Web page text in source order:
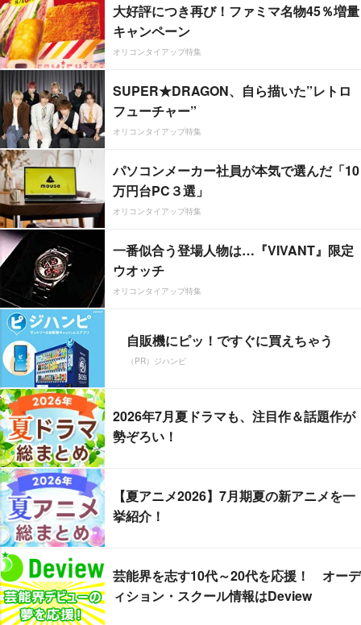
大好評につき再び！ファミマ名物45％増量
キャンペーン
オリコンタイアップ特集
SUPER★DRAGON、自ら描いた”レトロ
フューチャー”
オリコンタイアップ特集
パソコンメーカー社員が本気で選んだ「10
万円台PC３選」
オリコンタイアップ特集
一番似合う登場人物は…『VIVANT』限定
ウオッチ
オリコンタイアップ特集
自販機にピッ！ですぐに買えちゃう
（PR）ジハンピ
2026年7月夏ドラマも、注目作＆話題作が
勢ぞろい！
【夏アニメ2026】7月期夏の新アニメを一
挙紹介！
芸能界を志す10代～20代を応援！ オーデ
ィション・スクール情報はDeview